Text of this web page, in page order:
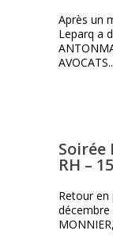
Après un
Leparq a
Soirée
RH –
Retour
décembre